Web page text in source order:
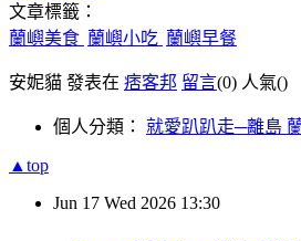
文章標籤：
蘭嶼美食 蘭嶼小吃 蘭嶼早餐
安妮貓 發表在 痞客邦 留言(0) 人氣()
個人分類： 就愛趴趴走─離島
▲top
Jun 17 Wed 2026 13:30